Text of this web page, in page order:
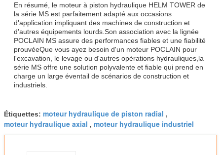
En résumé, le moteur à piston hydraulique HELM TOWER de
la série MS est parfaitement adapté aux occasions
d'application impliquant des machines de construction et
d'autres équipements lourds.Son association avec la lignée
POCLAIN MS assure des performances fiables et une fiabilité
prouvéeQue vous ayez besoin d'un moteur POCLAIN pour
l'excavation, le levage ou d'autres opérations hydrauliques,la
série MS offre une solution polyvalente et fiable qui prend en
charge un large éventail de scénarios de construction et
industriels.
Étiquettes: moteur hydraulique de piston radial ,
moteur hydraulique axial , moteur hydraulique industriel